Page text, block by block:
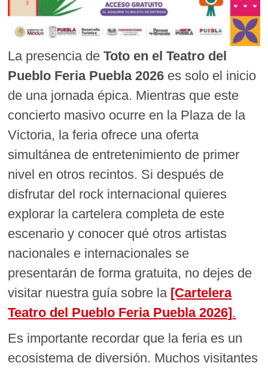
La presencia deToto en el Teatro del
Pueblo Feria Puebla 2026 es solo el inicio
de una jornada épica. Mientras que este
concierto masivo ocurre en la Plaza de la
Victoria, la feria ofrece una oferta
simultánea de entretenimiento de primer
nivel en otros recintos. Si después de
disfrutar del rock internacional quieres
explorar la cartelera completa de este
escenario y conocer qué otros artistas
nacionales e internacionales se
presentarán de forma gratuita, no dejes de
visitar nuestra guía sobre la [Cartelera
Teatro del Pueblo Feria Puebla 2026].
Es importante recordar que la feria es un
ecosistema de diversión. Muchos visitantes